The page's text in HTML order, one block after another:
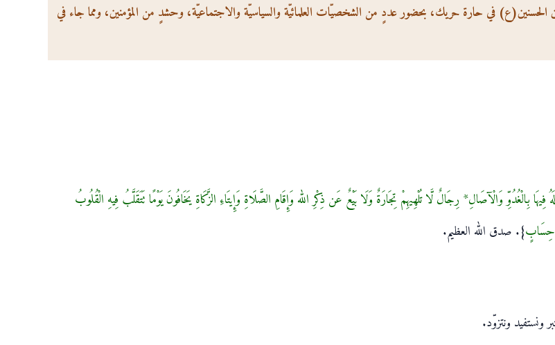
الحسنين(ع) في حارة حريك، بحضور عددٍ من الشخصيّات العلمائيّة والسياسيّة والاجتماعيّة، وحشدٍ من المؤمنين، ومما جاء في
بِالْغُدُوِّ وَالْآصَالِ* رِجَالٌ لَّا تُلْهِيهِمْ تِجَارَةٌ وَلَا بَيْعٌ عَن ذِكْرِ الله وَإِقَامِ الصَّلَاةِ وَإِيتَاءِ الزَّكَاةِ يَخَافُونَ يَوْمًا تَتَقَلَّبُ فِيهِ الْقُلُوبُ
حِسَابٍ}. صدق الله العظيم.
ونستفيد ونتزوّد.